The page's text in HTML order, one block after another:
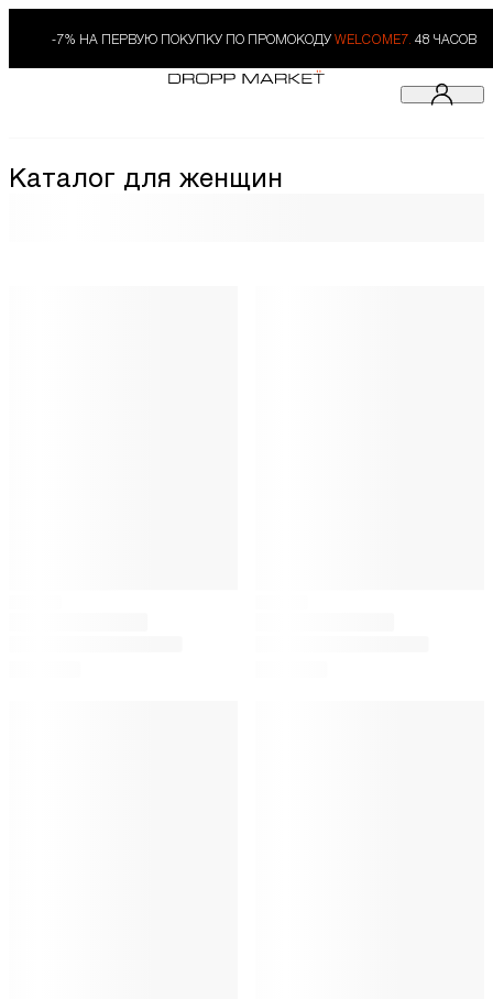
-7% НА ПЕРВУЮ ПОКУПКУ ПО ПРОМОКОДУ WELCOME7. 48 ЧАСОВ
Каталог для женщин